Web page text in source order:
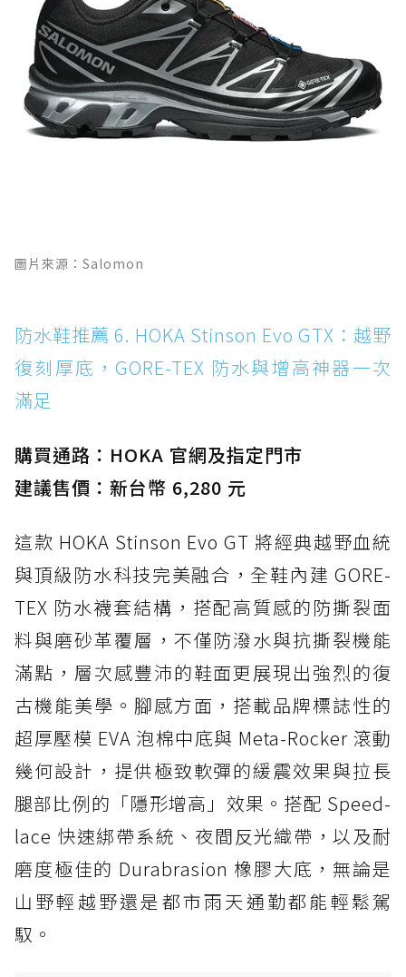
圖片來源：Salomon
防水鞋推薦 6. HOKA Stinson Evo GTX：越野
復刻厚底，GORE-TEX 防水與增高神器一次
滿足
購買通路：HOKA 官網及指定門市
建議售價：新台幣 6,280 元
這款 HOKA Stinson Evo GT 將經典越野血統
與頂級防水科技完美融合，全鞋內建 GORE-
TEX 防水襪套結構，搭配高質感的防撕裂面
料與磨砂革覆層，不僅防潑水與抗撕裂機能
滿點，層次感豐沛的鞋面更展現出強烈的復
古機能美學。腳感方面，搭載品牌標誌性的
超厚壓模 EVA 泡棉中底與 Meta-Rocker 滾動
幾何設計，提供極致軟彈的緩震效果與拉長
腿部比例的「隱形增高」效果。搭配 Speed-
lace 快速綁帶系統、夜間反光織帶，以及耐
磨度極佳的 Durabrasion 橡膠大底，無論是
山野輕越野還是都市雨天通勤都能輕鬆駕
馭。